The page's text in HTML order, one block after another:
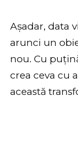
Așadar, data
arunci un
nou. Cu
crea ceva cu
această